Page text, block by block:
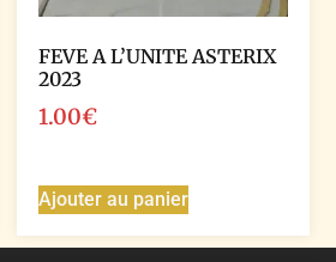
FEVE A L’UNITE ASTERIX
2023
1.00€
Ajouter au panier